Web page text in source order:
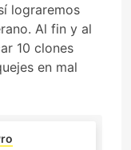
lograremos
Al fin y al
10 clones
en mal